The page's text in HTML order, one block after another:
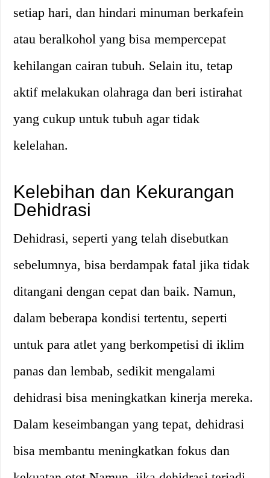
setiap hari, dan hindari minuman berkafein
atau beralkohol yang bisa mempercepat
kehilangan cairan tubuh. Selain itu, tetap
aktif melakukan olahraga dan beri istirahat
yang cukup untuk tubuh agar tidak
kelelahan.
Kelebihan dan Kekurangan
Dehidrasi
Dehidrasi, seperti yang telah disebutkan
sebelumnya, bisa berdampak fatal jika tidak
ditangani dengan cepat dan baik. Namun,
dalam beberapa kondisi tertentu, seperti
untuk para atlet yang berkompetisi di iklim
panas dan lembab, sedikit mengalami
dehidrasi bisa meningkatkan kinerja mereka.
Dalam keseimbangan yang tepat, dehidrasi
bisa membantu meningkatkan fokus dan